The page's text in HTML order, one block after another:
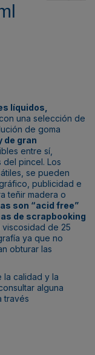
líquidos,
una selección de
de goma
de gran
entre sí,
pincel. Los
se pueden
publicidad e
teñir madera o
son “acid free”
de scrapbooking
viscosidad de 25
ya que no
obturar las
calidad y la
alguna
través